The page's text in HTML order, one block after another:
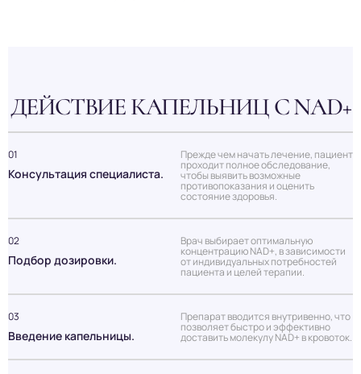
ДЕЙСТВИЕ КАПЕЛЬНИЦ С NAD+
Консультация специалиста.
Прежде чем начать лечение, пациент
проходит полное обследование,
чтобы выявить возможные
противопоказания и оценить
состояние здоровья.
01
Подбор дозировки.
Врач выбирает оптимальную
концентрацию NAD+, в зависимости
от индивидуальных потребностей
пациента и целей терапии.
02
Введение капельницы.
Препарат вводится внутривенно, что
позволяет быстро и эффективно
доставить молекулу NAD+ в кровоток.
03